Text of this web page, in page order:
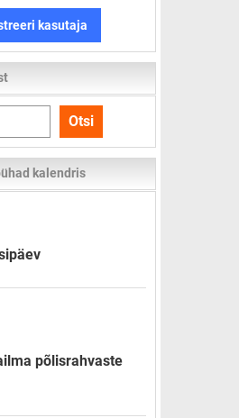
kasutaja
Otsi
kalendris
põlisrahvaste